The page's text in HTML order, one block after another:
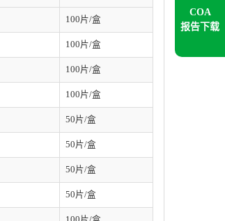
100片/盒
100片/盒
100片/盒
100片/盒
50片/盒
50片/盒
50片/盒
50片/盒
COA
报告下载